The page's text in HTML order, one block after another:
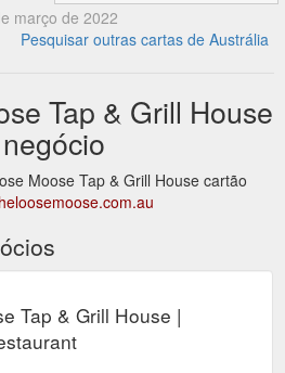
março de 2022
Pesquisar outras cartas de Austrália
Tap & Grill House
Moose Tap & Grill House cartão
Tap & Grill House |